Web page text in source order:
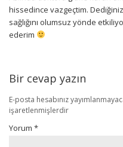
hissedince vazgeçtim.
sağlığını olumsuz yönde
ederim
Bir cevap yazın
E-posta hesabınız
işaretlenmişlerdir
Yorum *